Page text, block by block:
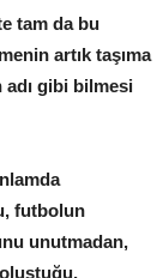
tam da bu
artık taşıma
gibi bilmesi
futbolun
unutmadan,